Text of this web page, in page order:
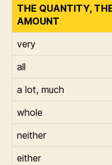
THE QUANTITY,
AMOUNT
very
all
a lot, much
whole
neither
either